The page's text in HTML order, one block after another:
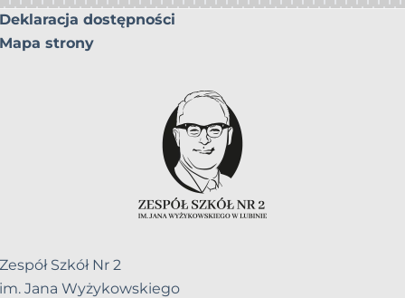
Deklaracja dostępności
Mapa strony
Zespół Szkół Nr 2
im. Jana Wyżykowskiego